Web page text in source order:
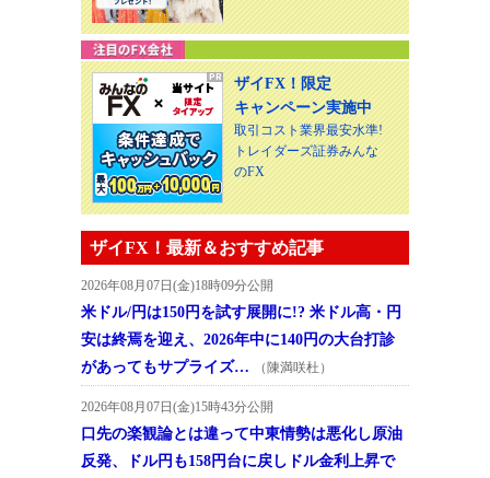
ザイFX！限定
キャンペーン実施中
取引コスト業界最安水準!
トレイダーズ証券みんな
のFX
ザイFX！最新＆おすすめ記事
2026年08月07日(金)18時09分公開
米ドル/円は150円を試す展開に!? 米ドル高・円
安は終焉を迎え、2026年中に140円の大台打診
があってもサプライズ…
（陳満咲杜）
2026年08月07日(金)15時43分公開
口先の楽観論とは違って中東情勢は悪化し原油
反発、ドル円も158円台に戻しドル金利上昇で